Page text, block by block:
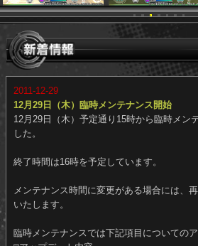
2011-12-29
12月29日（木）臨時メンテナンス開始
12月29日（木）予定通り15時から臨時
した。
終了時間は16時を予定しています。
メンテナンス時間に変更がある場合に
いたします。